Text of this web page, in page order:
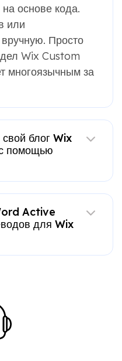
основе кода.
или
Просто
Wix Custom
многоязычным за
блог Wix
помощью
Active
для Wix